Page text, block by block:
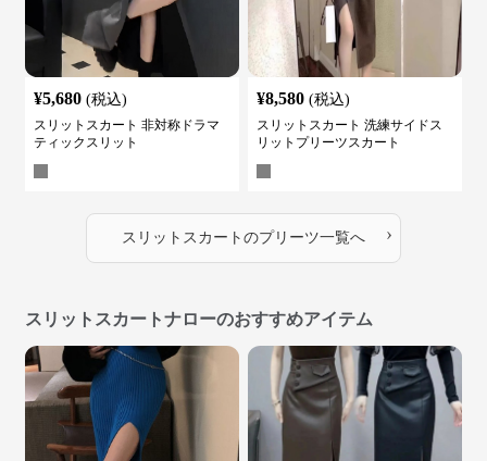
¥5,680 (税込)
スリットスカート 非対称ドラマ
ティックスリット
¥8,580 (税込)
スリットスカート 洗練サイドス
リットプリーツスカート
スリットスカート のプリーツ一覧へ ›
スリットスカートナローのおすすめアイテム